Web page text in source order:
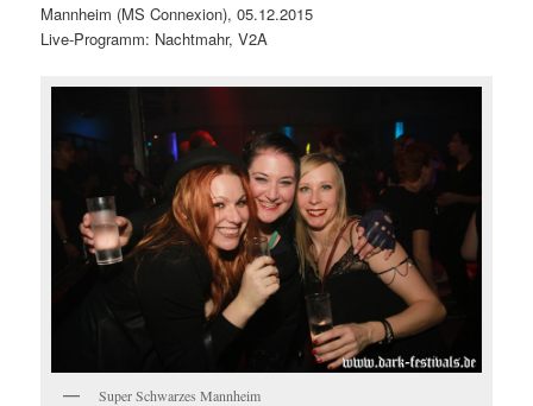
Mannheim (MS Connexion), 05.12.2015
Live-Programm: Nachtmahr, V2A
Super Schwarzes Mannheim